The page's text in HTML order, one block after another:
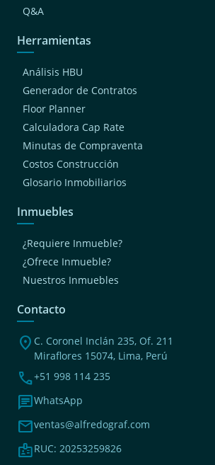
Q&A
Herramientas
Análisis HBU
Generador de Contratos
Floor Planner
Calculadora Cap Rate
Minutas de Compraventa
Costos Construcción
Glosario Inmobiliarios
Inmuebles
¿Requiere Inmueble?
¿Ofrece Inmueble?
Nuestros Inmuebles
Contacto
location_on C. Coronel Inclán 235, Of. 211
Miraflores 15074, Lima, Perú
phone+51 998 114 235
chatWhatsApp
mailventas@alfredograf.com
badgeRUC: 20253259826